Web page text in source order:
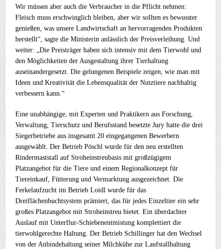
Wir müssen aber auch die Verbraucher in die Pflicht nehmen:
Fleisch muss erschwinglich bleiben, aber wir sollten es bewusster
genießen, was unsere Landwirtschaft an hervorragenden Produkten
herstellt“, sagte die Ministerin anlässlich der Preisverleihung. Und
weiter: „Die Preisträger haben sich intensiv mit dem Tierwohl und
den Möglichkeiten der Ausgestaltung ihrer Tierhaltung
auseinandergesetzt. Die gelungenen Beispiele zeigen, wie man mit
Ideen und Kreativität die Lebensqualität der Nutztiere nachhaltig
verbessern kann.“
Eine unabhängige, mit Experten und Praktikern aus Forschung,
Verwaltung, Tierschutz und Berufsstand besetzte Jury hatte die drei
Siegerbetriebe aus insgesamt 20 eingegangenen Bewerbern
ausgewählt. Der Betrieb Pöschl wurde für den neu erstellten
Rindermaststall auf Stroheinstreubasis mit großzügigem
Platzangebot für die Tiere und einem Regionalkonzept für
Tiereinkauf, Fütterung und Vermarktung ausgezeichnet. Die
Ferkelaufzucht im Betrieb Loidl wurde für das
Dreiflächenbuchtsystem prämiert, das für jedes Einzeltier ein sehr
großes Platzangebot mit Stroheinstreu bietet. Ein überdachter
Auslauf mit Unterflur-Schiebenentmistung komplettiert die
tierwohlgerechte Haltung. Der Betrieb Schillinger hat den Wechsel
von der Anbindehaltung seiner Milchkühe zur Laufstallhaltung